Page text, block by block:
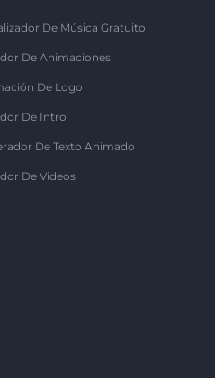
De Música Gratuito
De Animaciones
De Logo
De Intro
De Texto Animado
De Videos